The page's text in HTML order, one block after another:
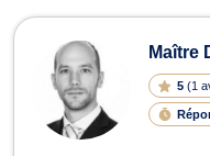
Maître
5 (1